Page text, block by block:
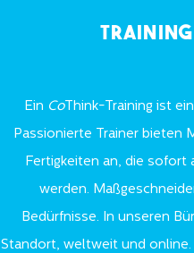
Training
Ein CoThink-Training ist
Passionierte Trainer bieten
Fertigkeiten an, die sofort
werden.
Bedürfnisse. In unseren
Standort, weltweit und online.